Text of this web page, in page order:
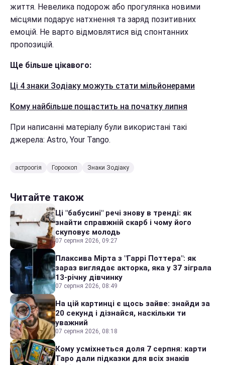
життя. Невелика подорож або прогулянка новими
місцями подарує натхнення та заряд позитивних
емоцій. Не варто відмовлятися від спонтанних
пропозицій.
Ще більше цікавого:
Ці 4 знаки Зодіаку можуть стати мільйонерами
Кому найбільше пощастить на початку липня
При написанні матеріалу були використані такі
джерела: Astro, Your Tango.
астроогія Гороскоп Знаки Зодіаку
Читайте також
Ці "бабусині" речі знову в тренді: як
знайти справжній скарб і чому його
скуповує молодь
07 серпня 2026, 09:27
Плаксива Мірта з "Гаррі Поттера": як
зараз виглядає акторка, яка у 37 зіграла
13-річну дівчинку
07 серпня 2026, 08:49
На цій картинці є щось зайве: знайди за
20 секунд і дізнайся, наскільки ти
уважний
07 серпня 2026, 08:18
Кому усміхнеться доля 7 серпня: карти
Таро дали підказки для всіх знаків